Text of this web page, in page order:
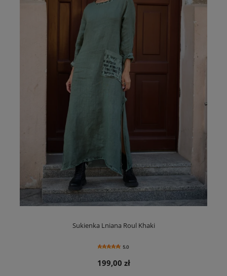
Sukienka Lniana Roul Khaki
5.0
199,00 zł